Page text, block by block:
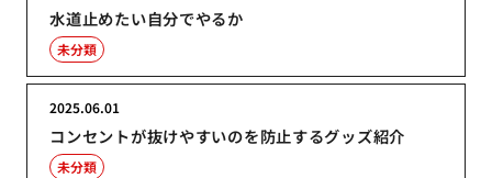
水道止めたい自分でやるか
未分類
コンセントが抜けやすいのを防止するグッズ紹介
2025.06.01
未分類